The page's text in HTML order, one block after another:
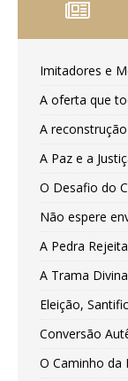
Imitadores e
A oferta que
A
A Paz e a
O Desafio do
Não espere
A Pedra
A Trama
Eleição,
Conversão
O Caminho da